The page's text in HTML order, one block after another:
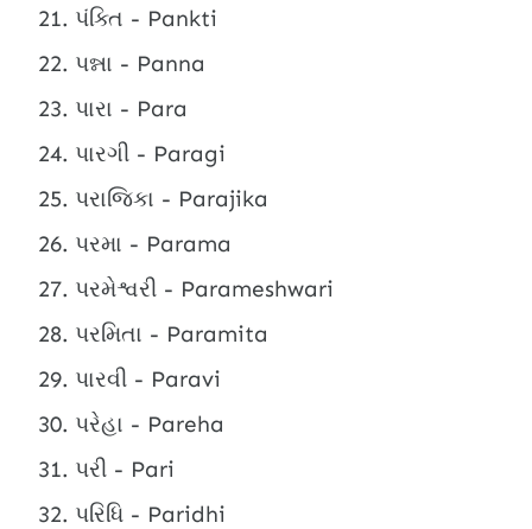
પંક્તિ - Pankti
પન્ના - Panna
પારા - Para
પારગી - Paragi
પરાજિકા - Parajika
પરમા - Parama
પરમેશ્વરી - Parameshwari
પરમિતા - Paramita
પારવી - Paravi
પરેહા - Pareha
પરી - Pari
પરિધિ - Paridhi